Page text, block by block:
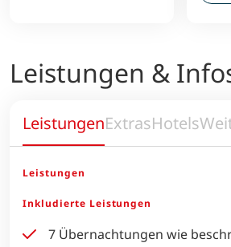
Leistungen &
LeistungenExtrasHotels
Leistungen
Inkludierte Leistungen
7 Übernachtungen wie